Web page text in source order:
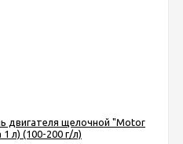
двигателя щелочной "Motor
л) (100-200 г/л)